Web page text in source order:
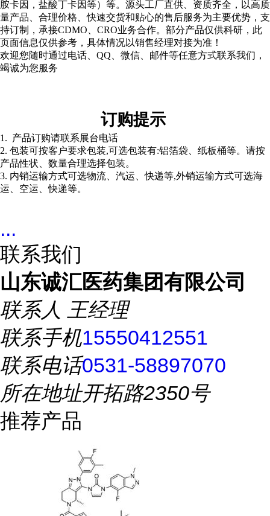
胺卡因，盐酸丁卡因等）等。源头工厂直供、资质齐全，以高质
量产品、合理价格、快速交货和贴心的售后服务为主要优势，支
持订制，承接CDMO、CRO业务合作。部分产品仅供科研，此
页面信息仅供参考，具体情况以销售经理对接为准！
欢迎您随时通过电话、QQ、微信、邮件等任意方式联系我们，
竭诚为您服务
订购提示
1. 产品订购请联系展台电话
2. 包装可按客户要求包装,可选包装有:铝箔袋、纸板桶等。请按
产品性状、数量合理选择包装。
3. 内销运输方式可选物流、汽运、快递等,外销运输方式可选海
运、空运、快递等。
...
联系我们
山东诚汇医药集团有限公司
联系人 王经理
联系手机15550412551
联系电话0531-58897070
所在地址开拓路2350号
推荐产品